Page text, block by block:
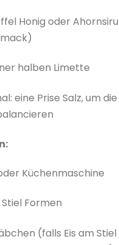
Honig oder
halben Limette
eine Prise Salz, um
Küchenmaschine
Stiel Formen
(falls Eis am